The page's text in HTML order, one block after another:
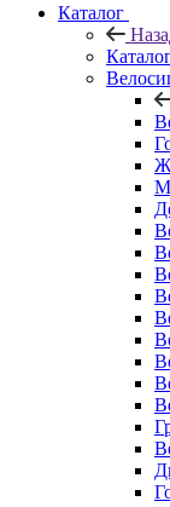
Каталог